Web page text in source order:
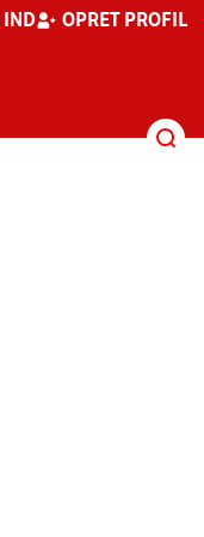
IND OPRET PROFIL